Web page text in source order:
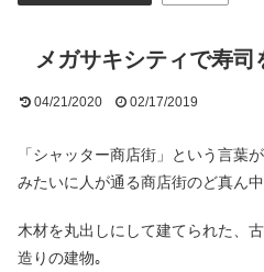
メガサキシティで寿司
04/21/2020 02/17/2019
「シャッター商店街」という言葉
みたいに人が通る商店街のど真ん
木材を丸出しにして建てられた、
造りの建物｡